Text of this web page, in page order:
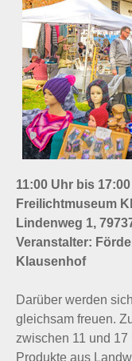
11:00 Uhr bis
Freilichtmuseum
Lindenweg 1,
Veranstalter:
Klausenhof
Darüber werden
gleichsam freuen.
zwischen 11 und
Produkte aus